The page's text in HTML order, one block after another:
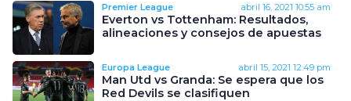
Premier League abril 16, 2021 10:55 am
Everton vs Tottenham: Resultados,
alineaciones y consejos de apuestas
Europa League abril 15, 2021 12:49 pm
Man Utd vs Granda: Se espera que los
Red Devils se clasifiquen